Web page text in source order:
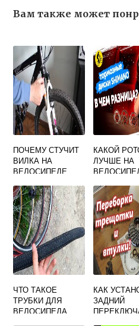
Вам также может
ПОЧЕМУ СТУЧИТ
ВИЛКА НА
ВЕЛОСИПЕДЕ
КАКОЙ
ЛУЧШЕ НА
ЧТО ТАКОЕ
ТРУБКИ ДЛЯ
ВЕЛОСИПЕДА
КАК
ЗАДНИЙ